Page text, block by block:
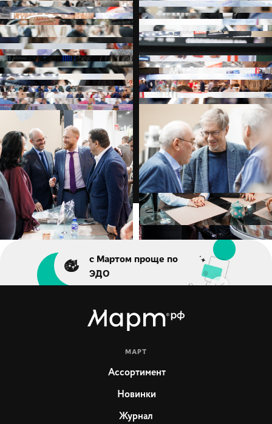
Галерея » Альбом
с Мартом проще по
ЭДО
МАРТ
Ассортимент
Новинки
Журнал